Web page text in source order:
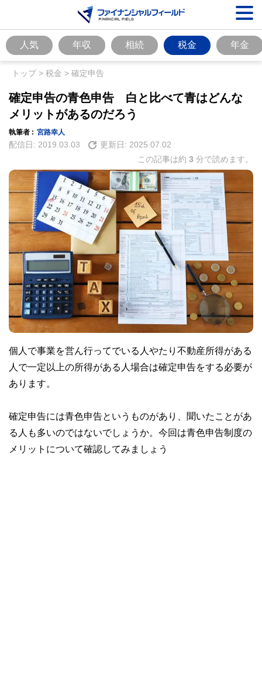
人気 年収 相続 税金 年金
トップ> 税金 > 確定申告
確定申告の青色申告 白と比べて青はどんな
メリットがあるのだろう
執筆者 : 宮路幸人
配信日: 2019.03.03 更新日: 2025.07.02
この記事は約 3 分で読めます。
個人で事業を営ん行ってでいる人やたり不動産所得がある
人で一定以上の所得がある人場合は確定申告をする必要が
あります。
確定申告には青色申告というものがあり、聞いたことがあ
る人も多いのではないでしょうか。今回は青色申告制度の
メリットについて確認してみましょう